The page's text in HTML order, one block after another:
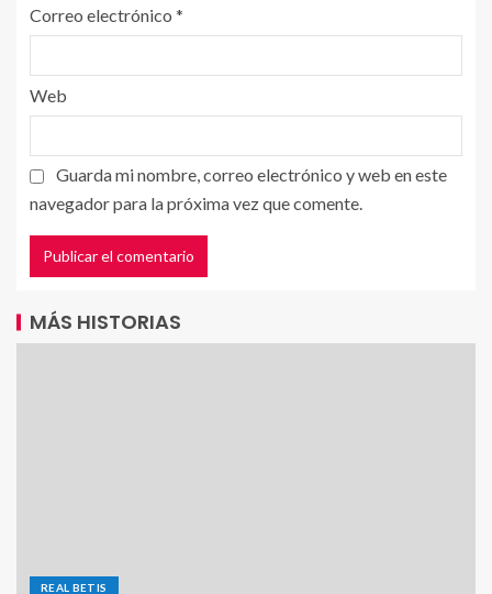
Correo electrónico *
Web
Guarda mi nombre, correo electrónico y web en este
navegador para la próxima vez que comente.
MÁS HISTORIAS
REAL BETIS